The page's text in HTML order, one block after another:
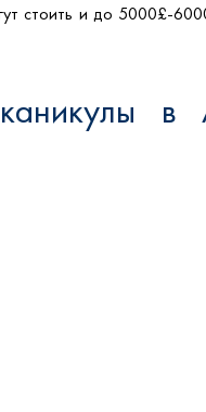
стоить и до 5000£-
в